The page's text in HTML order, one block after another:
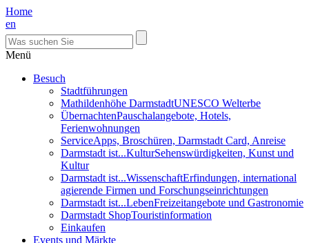
Home
en
Menü
Besuch
Stadtführungen
Mathildenhöhe DarmstadtUNESCO Welterbe
ÜbernachtenPauschalangebote, Hotels,
Ferienwohnungen
ServiceApps, Broschüren, Darmstadt Card, Anreise
Darmstadt ist...KulturSehenswürdigkeiten, Kunst und
Kultur
Darmstadt ist...WissenschaftErfindungen, international
agierende Firmen und Forschungseinrichtungen
Darmstadt ist...LebenFreizeitangebote und Gastronomie
Darmstadt ShopTouristinformation
Einkaufen
Events und Märkte